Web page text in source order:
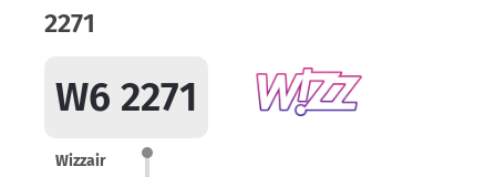
2271
W6 2271
Wizzair